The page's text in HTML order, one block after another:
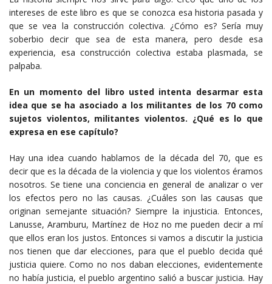
intereses de este libro es que se conozca esa historia pasada y
que se vea la construcción colectiva. ¿Cómo es? Sería muy
soberbio decir que sea de esta manera, pero desde esa
experiencia, esa construcción colectiva estaba plasmada, se
palpaba.
En un momento del libro usted intenta desarmar esta
idea que se ha asociado a los militantes de los 70 como
sujetos violentos, militantes violentos. ¿Qué es lo que
expresa en ese capítulo?
Hay una idea cuando hablamos de la década del 70, que es
decir que es la década de la violencia y que los violentos éramos
nosotros. Se tiene una conciencia en general de analizar o ver
los efectos pero no las causas. ¿Cuáles son las causas que
originan semejante situación? Siempre la injusticia. Entonces,
Lanusse, Aramburu, Martínez de Hoz no me pueden decir a mí
que ellos eran los justos. Entonces si vamos a discutir la justicia
nos tienen que dar elecciones, para que el pueblo decida qué
justicia quiere. Como no nos daban elecciones, evidentemente
no había justicia, el pueblo argentino salió a buscar justicia. Hay